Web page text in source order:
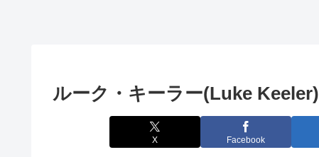
ルーク・キーラー(Luke Keeler)
X Facebook